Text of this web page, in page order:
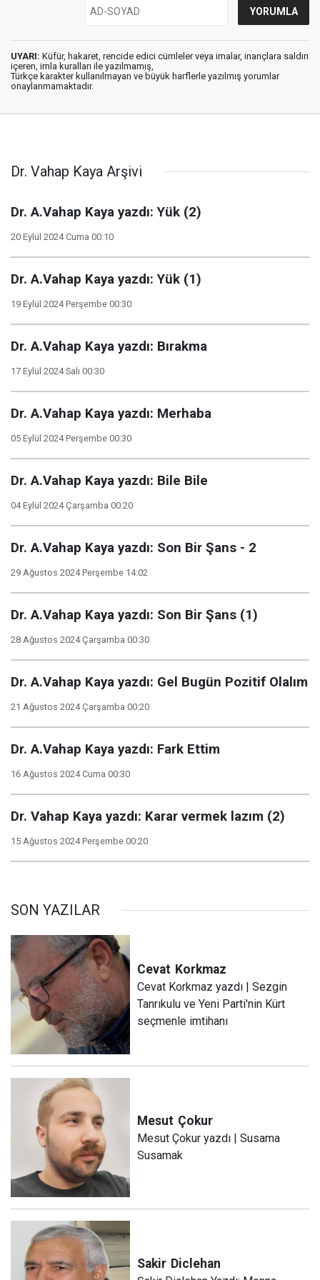
UYARI: Küfür, hakaret, rencide edici cümleler veya imalar, inançlara saldırı
içeren, imla kuralları ile yazılmamış,
Türkçe karakter kullanılmayan ve büyük harflerle yazılmış yorumlar
onaylanmamaktadır.
Dr. Vahap Kaya Arşivi
Dr. A.Vahap Kaya yazdı: Yük (2)
20 Eylül 2024 Cuma 00:10
Dr. A.Vahap Kaya yazdı: Yük (1)
19 Eylül 2024 Perşembe 00:30
Dr. A.Vahap Kaya yazdı: Bırakma
17 Eylül 2024 Salı 00:30
Dr. A.Vahap Kaya yazdı: Merhaba
05 Eylül 2024 Perşembe 00:30
Dr. A.Vahap Kaya yazdı: Bile Bile
04 Eylül 2024 Çarşamba 00:20
Dr. A.Vahap Kaya yazdı: Son Bir Şans - 2
29 Ağustos 2024 Perşembe 14:02
Dr. A.Vahap Kaya yazdı: Son Bir Şans (1)
28 Ağustos 2024 Çarşamba 00:30
Dr. A.Vahap Kaya yazdı: Gel Bugün Pozitif Olalım
21 Ağustos 2024 Çarşamba 00:20
Dr. A.Vahap Kaya yazdı: Fark Ettim
16 Ağustos 2024 Cuma 00:30
Dr. Vahap Kaya yazdı: Karar vermek lazım (2)
15 Ağustos 2024 Perşembe 00:20
SON YAZILAR
Cevat Korkmaz
Cevat Korkmaz yazdı | Sezgin
Tanrıkulu ve Yeni Parti'nin Kürt
seçmenle imtihanı
Mesut Çokur
Mesut Çokur yazdı | Susama
Susamak
Sakir Diclehan